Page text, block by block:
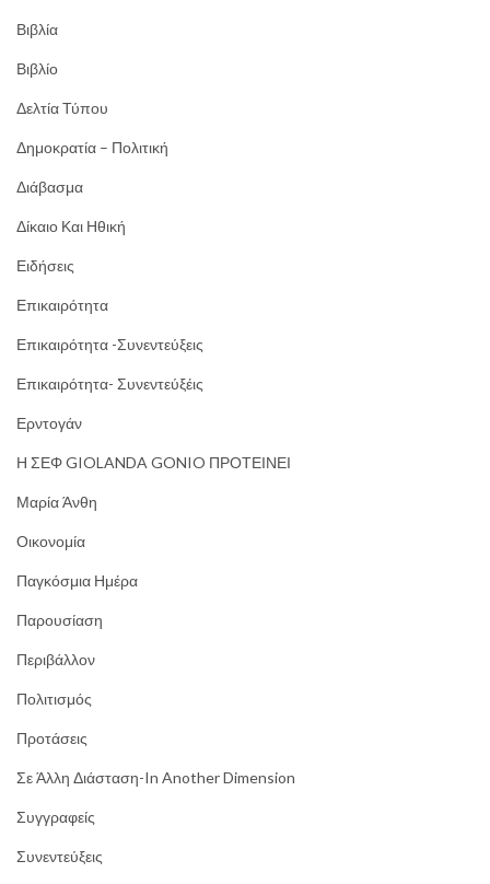
Βιβλία
Βιβλίο
Δελτία Τύπου
Δημοκρατία – Πολιτική
Διάβασμα
Δίκαιο Και Ηθική
Ειδήσεις
Επικαιρότητα
Επικαιρότητα -Συνεντεύξεις
Επικαιρότητα- Συνεντεύξέις
Ερντογάν
Η ΣΕΦ GIOLANDA GONIO ΠΡΟΤΕΙΝΕΙ
Μαρία Άνθη
Οικονομία
Παγκόσμια Ημέρα
Παρουσίαση
Περιβάλλον
Πολιτισμός
Προτάσεις
Σε Άλλη Διάσταση-In Another Dimension
Συγγραφείς
Συνεντεύξεις